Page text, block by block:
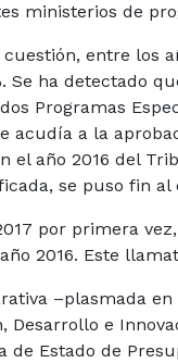
ministerios de
entre los
Se ha detectado
Programas
acudía a la
el año 2016 del
se puso fin
por primera
2016. Este
–plasmada
Desarrollo e
Estado de